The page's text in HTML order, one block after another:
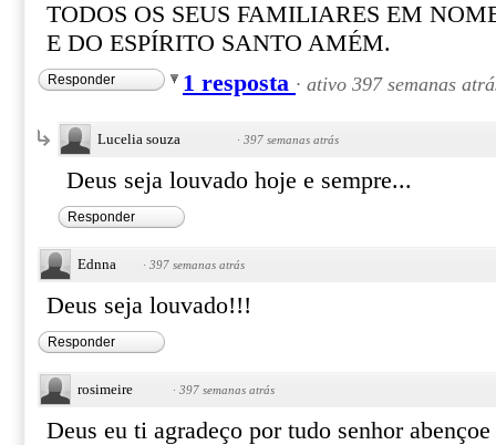
TODOS OS SEUS FAMILIARES EM
E DO ESPÍRITO SANTO AMÉM.
Responder 1 resposta · ativo 397 semanas
Lucelia souza · 397 semanas atrás
Deus seja louvado hoje e sempre...
Responder
Ednna · 397 semanas atrás
Deus seja louvado!!!
Responder
rosimeire · 397 semanas atrás
Deus eu ti agradeço por tudo senhor abençoe